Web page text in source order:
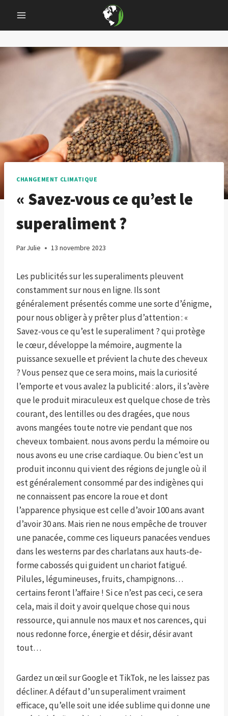
content
CHANGEMENT CLIMATIQUE
« Savez-vous ce qu’est le
superaliment ?
ParJulie 13 novembre 2023
Les publicités sur les superaliments pleuvent
constamment sur nous en ligne. Ils sont
généralement présentés comme une sorte d’énigme,
pour nous obliger à y prêter plus d’attention : «
Savez-vous ce qu’est le superaliment ? qui protège
le cœur, développe la mémoire, augmente la
puissance sexuelle et prévient la chute des cheveux
? Vous pensez que ce sera moins, mais la curiosité
l’emporte et vous avalez la publicité : alors, il s’avère
que le produit miraculeux est quelque chose de très
courant, des lentilles ou des dragées, que nous
avons mangées toute notre vie pendant que nos
cheveux tombaient. nous avons perdu la mémoire ou
nous avons eu une crise cardiaque. Ou bien c’est un
produit inconnu qui vient des régions de jungle où il
est généralement consommé par des indigènes qui
ne connaissent pas encore la roue et dont
l’apparence physique est celle d’avoir 100 ans avant
d’avoir 30 ans. Mais rien ne nous empêche de trouver
une panacée, comme ces liqueurs panacées vendues
dans les westerns par des charlatans aux hauts-de-
forme cabossés qui guident un chariot fatigué.
Pilules, légumineuses, fruits, champignons…
certains feront l’affaire ! Si ce n’est pas ceci, ce sera
cela, mais il doit y avoir quelque chose qui nous
ressource, qui annule nos maux et nos carences, qui
nous redonne force, énergie et désir, désir avant
tout…
Gardez un œil sur Google et TikTok, ne les laissez pas
décliner. A défaut d’un superaliment vraiment
efficace, qu’elle soit une idée sublime qui donne une